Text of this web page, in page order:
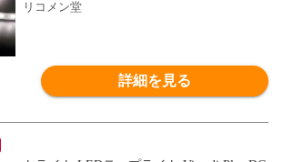
リコメン堂
詳細を見る